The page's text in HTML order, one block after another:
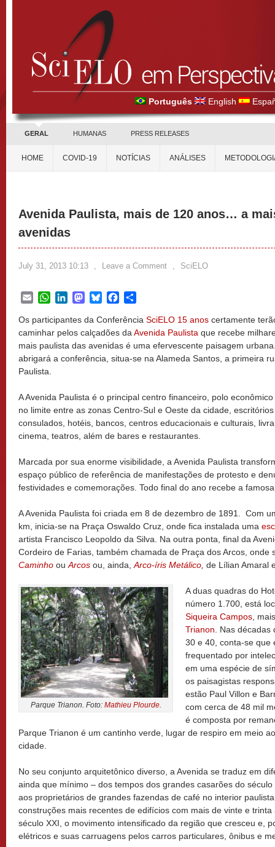
Português English
GERAL HUMANAS PRESS RELEASES
HOME COVID-19 NOTÍCIAS ANÁLISES
Avenida Paulista, mais de 120 anos… a
avenidas
July 31, 2013 10:13 , Leave a Comment , SciELO
EmailWhatsApp
LinkedInMastodon
BlueskyFacebook
Os participantes da Conferência SciEL O 15 anos certamente
caminhar pelos calçadões da Avenida Paulista que recebe
mais paulista das avenidas é uma efervescente paisagem
abrigará a conferência, situa-se na Alameda Santos, a primeira
Paulista.
A Avenida Paulista é o principal centro financeiro, polo
no limite entre as zonas Centro-Sul e Oeste da cidade,
consulados, hotéis, bancos, centros educacionais e culturais,
cinema, teatros, além de bares e restaurantes.
Marcada por sua enorme visibilidade, a Avenida Paulista
espaço público de referência de manifestações de protesto e
festividades e comemorações. Todo final do ano recebe a
A Avenida Paulista foi criada em 8 de dezembro de 1891. Com
km, inicia-se na Praça Oswaldo Cruz, onde fica instalada uma
artista Francisco Leopoldo da Silva. Na outra ponta, final da
Cordeiro de Farias, também chamada de Praça dos Arcos, onde
Caminho ou Arcos ou, ainda, Arco-íris Metálico de Lílian Amaral
Parque Trianon. Foto: Mathieu Plourde.
A duas quadras do
número 1.700, está
Siqueira Campos ,
Trianon . Nas
30 e 40, conta-se que
frequentado por
em uma espécie de
os paisagistas
estão Paul Villon e
com cerca de 48 mil
é composta por
Parque Trianon é um cantinho verde, lugar de respiro em meio
cidade.
No seu conjunto arquitetônico diverso, a Avenida se traduz em
ainda que mínimo – dos tempos dos grandes casarões do
aos proprietários de grandes fazendas de café no interior
construções mais recentes de edifícios com mais de vinte e
século XXI, o movimento intensificado da região que cresceu e,
elétricos e suas carruagens pelos carros particulares, ônibus e